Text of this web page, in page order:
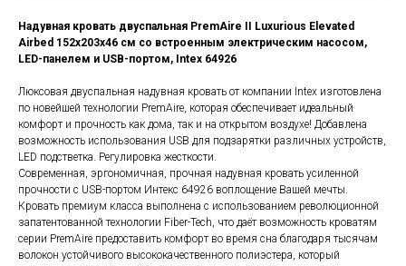
Надувная кровать двуспальная PremAire II Luxurious Elevated
Airbed 152х203х46 см со встроенным электрическим насосом,
LED-панелем и USB-портом, Intex 64926
Люксовая двуспальная надувная кровать от компании Intex изготовлена
по новейшей технологии PremAire, которая обеспечивает идеальный
комфорт и прочность как дома, так и на открытом воздухе! Добавлена
возможность использования USB для подзарятки различных устройств,
LED подстветка. Регулировка жесткости.
Современная, эргономичная, прочная надувная кровать усиленной
прочности с USB-портом Интекс 64926 воплощение Вашей мечты.
Кровать премиум класса выполнена с использованием революционной
запатентованной технологии Fiber-Tech, что даёт возможность кроватям
серии PremAire предоставить комфорт во время сна благодаря тысячам
волокон устойчивого высококачественного полиэстера, который